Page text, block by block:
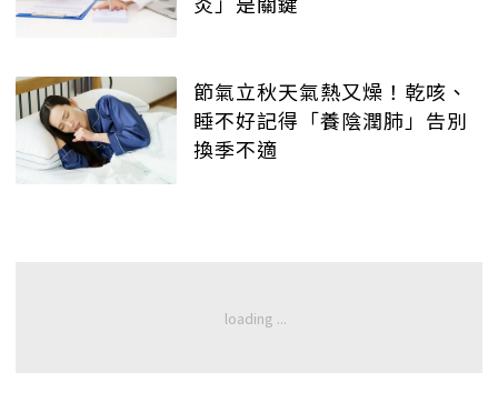
節氣立秋天氣熱又燥！乾咳、
睡不好記得「養陰潤肺」告別
換季不適